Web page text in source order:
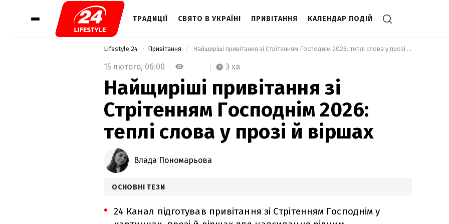
ТРАДИЦІЇ СВЯТО В УКРАЇНІ ПРИВІТАННЯ КАЛЕНДАР ПОДІЙ
Lifestyle 24 Привітання Найщиріші привітання зі Стрітенням Господнім 2026: теплі слова у прозі й віршах
15 лютого, 06:00 3 хв
Найщиріші привітання зі
Стрітенням Господнім 2026:
теплі слова у прозі й віршах
Влада Пономарьова
ОСНОВНІ ТЕЗИ
24 Канал підготував привітання зі Стрітенням Господнім у